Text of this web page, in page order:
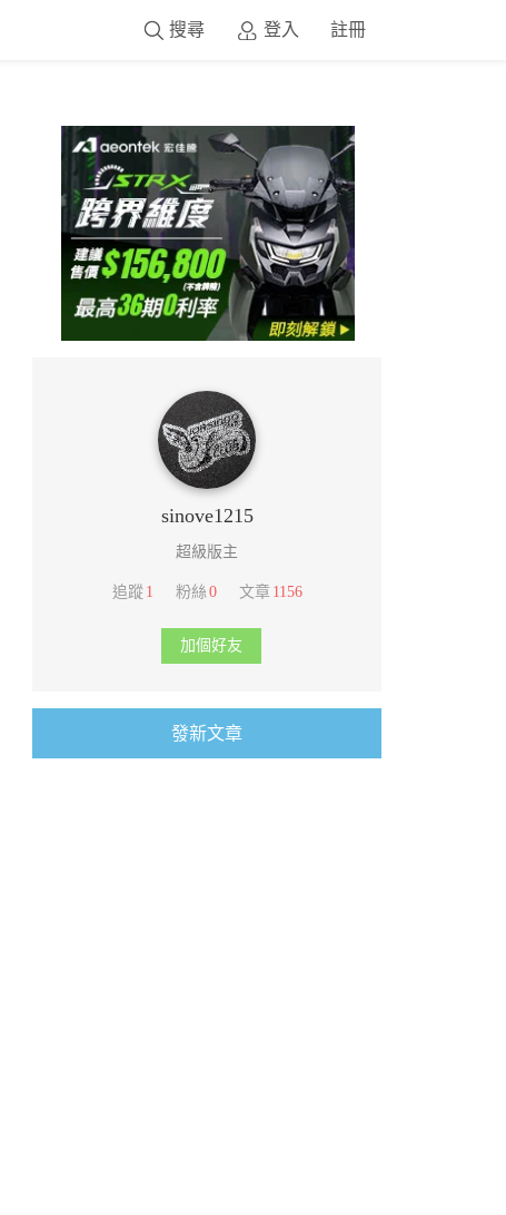
登入 註冊
搜尋
sinove1215
超級版主
追蹤 1 粉絲 0 文章 1156
加個好友
發新文章